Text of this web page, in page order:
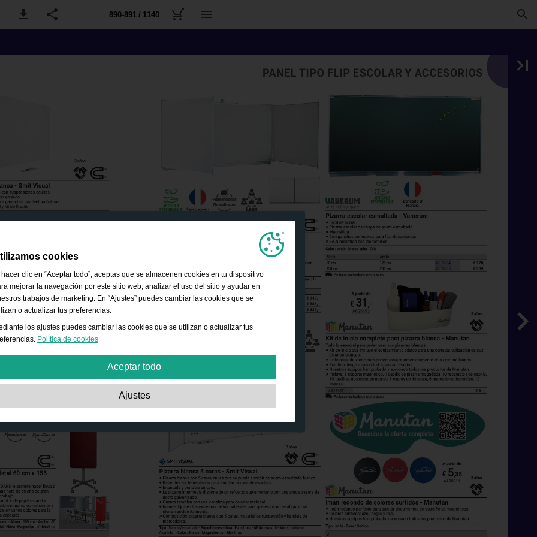
890-891 / 1140
cookies
clic en “Aceptar todo”, aceptas que se almacenen cookies en tu dispositivo
mejorar la navegación por este sitio web, analizar el uso del sitio y ayudar en
trabajos de marketing. En “Ajustes” puedes cambiar las cookies que se
o actualizar tus preferencias.
los ajustes puedes cambiar las cookies que se utilizan o actualizar tus
Política de cookies
Aceptar todo
Estas cookies son esenciales para habilitar funciones
básicas como la navegación, la autorización de acceso a contenido seguro y
la forma en que se utiliza el sitio web, lo cual se usa para mejorar su rendimiento.
Toda la información es agregada y por lo tanto anónima.
Funcionalidad:
Estas cookies permiten que el sitio web ofrezca funciones
mejoradas y opciones de personalización. Por ejemplo, opciones de tamaño de
fuente.
Ajustes